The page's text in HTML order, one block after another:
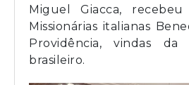
Miguel Giacca,
Missionárias italianas
Providência, vindas
brasileiro.